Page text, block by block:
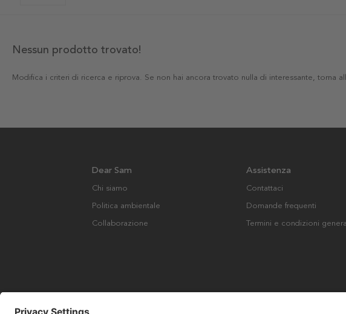
Nessun prodotto trovato!
Modifica i criteri di ricerca e riprova. Se non hai ancora trovato nulla di interessante, torna
Dear Sam
Chi siamo
Politica ambientale
Collaborazione
Assistenza
Contattaci
Domande frequenti
Termini e condizioni